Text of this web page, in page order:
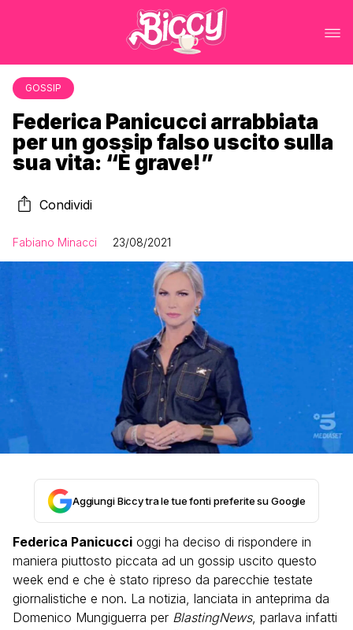
GOSSIP
Federica Panicucci arrabbiata
per un gossip falso uscito sulla
sua vita: “È grave!”
Condividi
Fabiano Minacci 23/08/2021
Aggiungi Biccy tra le tue fonti preferite su Google
Federica Panicucci oggi ha deciso di rispondere in
maniera piuttosto piccata ad un gossip uscito questo
week end e che è stato ripreso da parecchie testate
giornalistiche e non. La notizia, lanciata in anteprima da
Domenico Mungiguerra per BlastingNews, parlava infatti